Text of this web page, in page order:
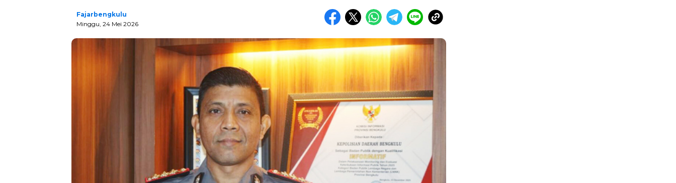
Fajarbengkulu
Minggu, 24 Mei 2026